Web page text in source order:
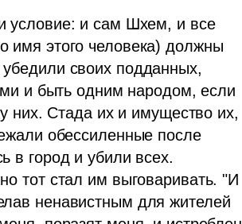
условие: и сам Шхем, и все
имя этого человека) должны
своих подданных,
и быть одним народом, если
них. Стада их и имущество их,
обессиленные после
в город и убили всех.
тот стал им выговаривать. "И
ненавистным для жителей